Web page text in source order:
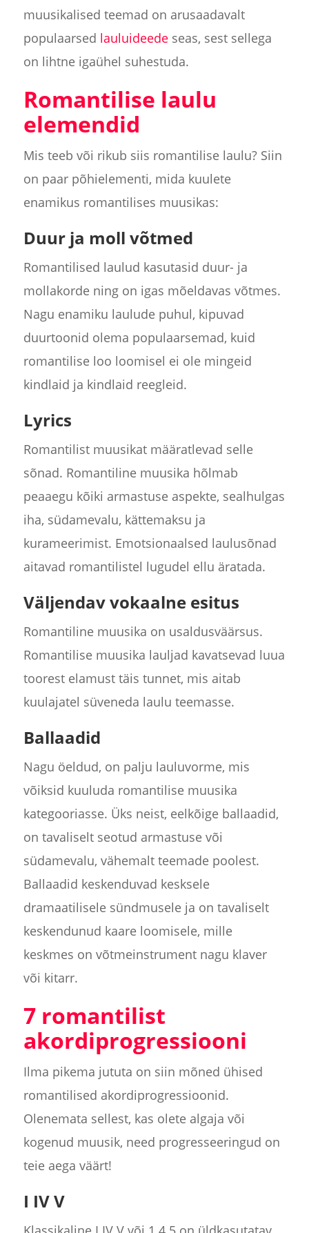
muusikalised teemad on arusaadavalt
populaarsed lauluideedeseas, sest sellega
on lihtne igaühel suhestuda.
Romantilise laulu
elemendid
Mis teeb või rikub siis romantilise laulu? Siin
on paar põhielementi, mida kuulete
enamikus romantilises muusikas:
Duur ja moll võtmed
Romantilised laulud kasutasid duur- ja
mollakorde ning on igas mõeldavas võtmes.
Nagu enamiku laulude puhul, kipuvad
duurtoonid olema populaarsemad, kuid
romantilise loo loomisel ei ole mingeid
kindlaid ja kindlaid reegleid.
Lyrics
Romantilist muusikat määratlevad selle
sõnad. Romantiline muusika hõlmab
peaaegu kõiki armastuse aspekte, sealhulgas
iha, südamevalu, kättemaksu ja
kurameerimist. Emotsionaalsed laulusõnad
aitavad romantilistel lugudel ellu äratada.
Väljendav vokaalne esitus
Romantiline muusika on usaldusväärsus.
Romantilise muusika lauljad kavatsevad luua
toorest elamust täis tunnet, mis aitab
kuulajatel süveneda laulu teemasse.
Ballaadid
Nagu öeldud, on palju lauluvorme, mis
võiksid kuuluda romantilise muusika
kategooriasse. Üks neist, eelkõige ballaadid,
on tavaliselt seotud armastuse või
südamevalu, vähemalt teemade poolest.
Ballaadid keskenduvad kesksele
dramaatilisele sündmusele ja on tavaliselt
keskendunud kaare loomisele, mille
keskmes on võtmeinstrument nagu klaver
või kitarr.
7 romantilist
akordiprogressiooni
Ilma pikema jututa on siin mõned ühised
romantilised akordiprogressioonid.
Olenemata sellest, kas olete algaja või
kogenud muusik, need progresseeringud on
teie aega väärt!
I IV V